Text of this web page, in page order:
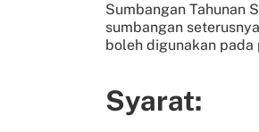
Sumbangan Tahunan
sumbangan
boleh digunakan
Syarat: